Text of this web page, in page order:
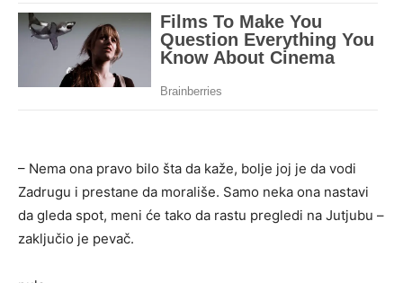
– Nema ona pravo bilo šta da kaže, bolje joj je da vodi
Zadrugu i prestane da morališe. Samo neka ona nastavi
da gleda spot, meni će tako da rastu pregledi na Jutjubu –
zaključio je pevač.